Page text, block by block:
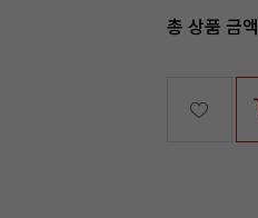
총 상품 금액